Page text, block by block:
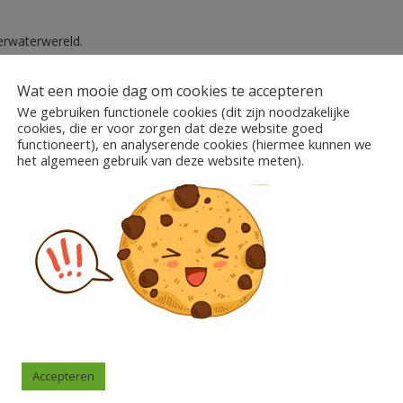
met extra ruimte om een persoonlijk/klassikaal
bij deze bundel. De schrijfdoelen gaan van spelling,
thema’s, waar de doelenkaartjes ook perfect bij zullen gebruikt
thema LEGO
JUNGLE
nog veel meer schrijfdoelen-kaartjes.
(@jufleen) of via mail jufleenn@gmail.com, dan hou ik je op de
Wat een mooie dag om cookies te accepteren
We gebruiken functionele cookies (dit zijn noodzakelijke
cookies, die er voor zorgen dat deze website goed
functioneert), en analyserende cookies (hiermee kunnen we
het algemeen gebruik van deze website meten).
Accepteren